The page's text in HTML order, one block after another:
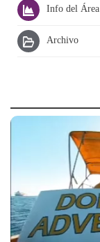
Info del Área
Archivo